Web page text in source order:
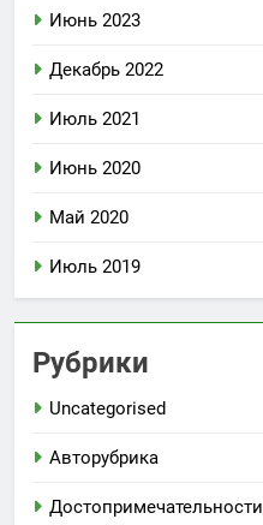
Июнь 2023
Декабрь 2022
Июль 2021
Июнь 2020
Май 2020
Июль 2019
Рубрики
Uncategorised
Авторубрика
Достопримечательности